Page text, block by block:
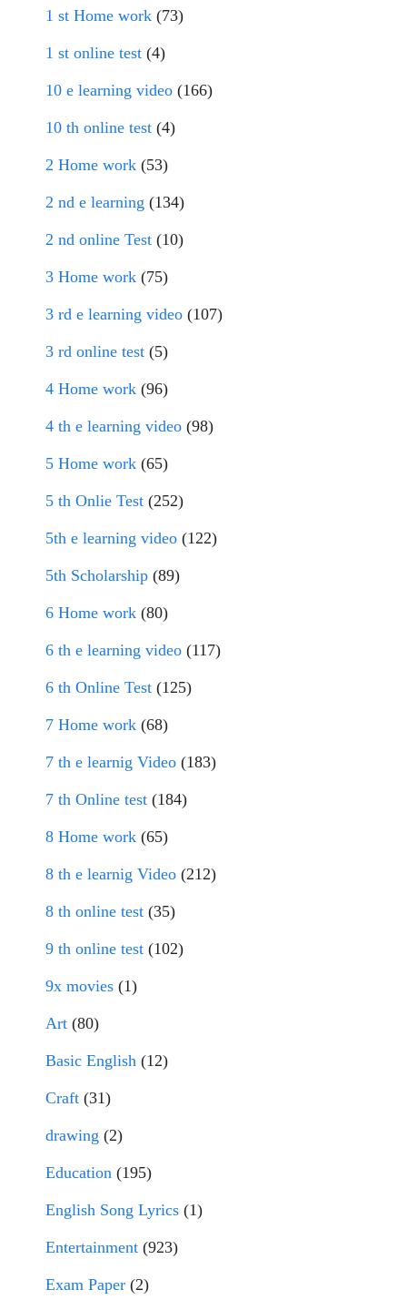
1 st Home work (73)
1 st online test (4)
10 e learning video (166)
10 th online test (4)
2 Home work (53)
2 nd e learning (134)
2 nd online Test (10)
3 Home work (75)
3 rd e learning video (107)
3 rd online test (5)
4 Home work (96)
4 th e learning video (98)
5 Home work (65)
5 th Onlie Test (252)
5th e learning video (122)
5th Scholarship (89)
6 Home work (80)
6 th e learning video (117)
6 th Online Test (125)
7 Home work (68)
7 th e learnig Video (183)
7 th Online test (184)
8 Home work (65)
8 th e learnig Video (212)
8 th online test (35)
9 th online test (102)
9x movies (1)
Art (80)
Basic English (12)
Craft (31)
drawing (2)
Education (195)
English Song Lyrics (1)
Entertainment (923)
Exam Paper (2)